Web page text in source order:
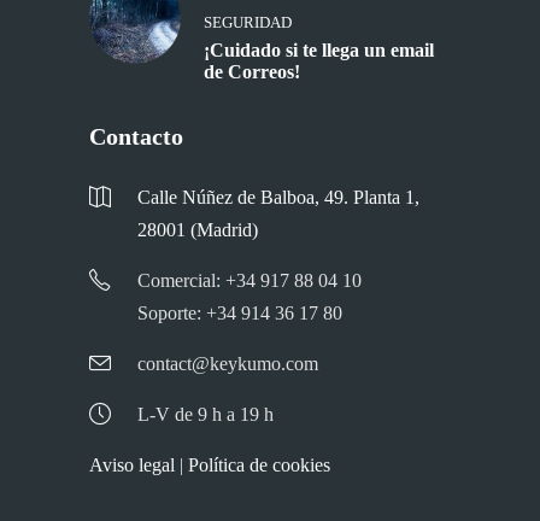
SEGURIDAD
¡Cuidado si te llega un email
de Correos!
Contacto
Calle Núñez de Balboa, 49. Planta 1,
28001 (Madrid)
Comercial: +34 917 88 04 10
Soporte: +34 914 36 17 80
contact@keykumo.com
L-V de 9 h a 19 h
Aviso legal | Política de cookies